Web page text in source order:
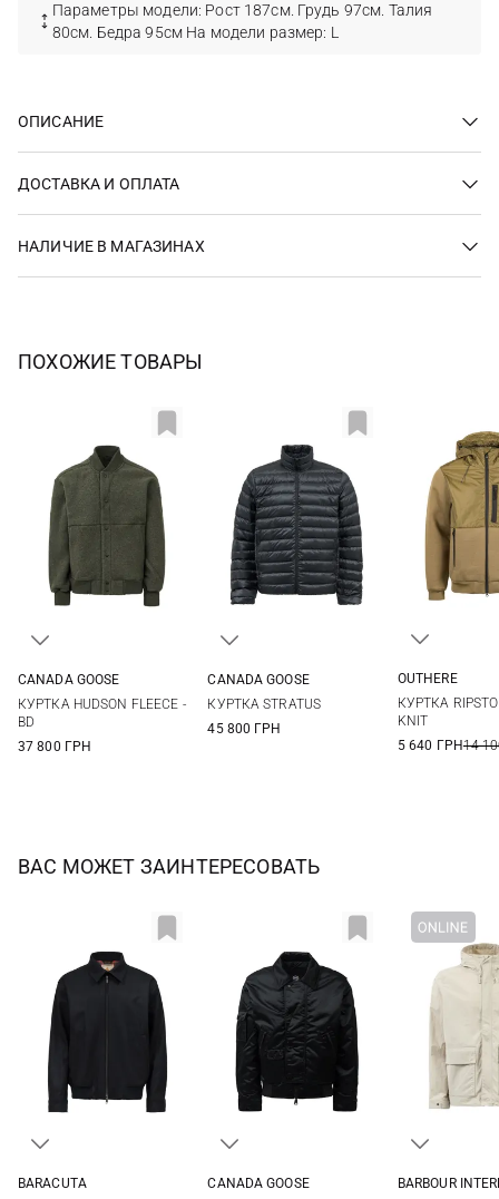
Параметры модели: Рост 187см. Грудь 97см. Талия
80см. Бедра 95см На модели размер: L
ОПИСАНИЕ
ДОСТАВКА И ОПЛАТА
НАЛИЧИЕ В МАГАЗИНАХ
ПОХОЖИЕ ТОВАРЫ
CANADA GOOSE
КУРТКА HUDSON FLEECE -
BD
37 800 ГРН
CANADA GOOSE
КУРТКА STRATUS
45 800 ГРН
OUTHERE
КУРТКА
KNIT
5 640 ГРН14
ВАС МОЖЕТ ЗАИНТЕРЕСОВАТЬ
BARACUTA
CANADA GOOSE
BARBOUR